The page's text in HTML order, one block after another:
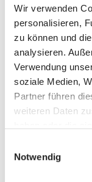
Wir verwenden
personalisieren,
zu können und
analysieren.
Verwendung
soziale Medien,
Partner führen
weiteren Daten
Notwendig